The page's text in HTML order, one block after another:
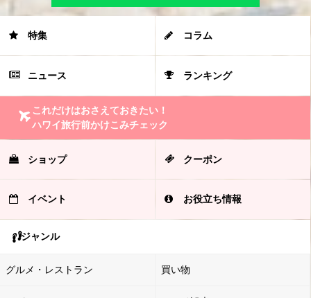
特集 コラム
ニュース ランキング
これだけはおさえておきたい！
ハワイ旅行前かけこみチェック
ショップ クーポン
イベント お役立ち情報
ジャンル
グルメ・レストラン 買い物